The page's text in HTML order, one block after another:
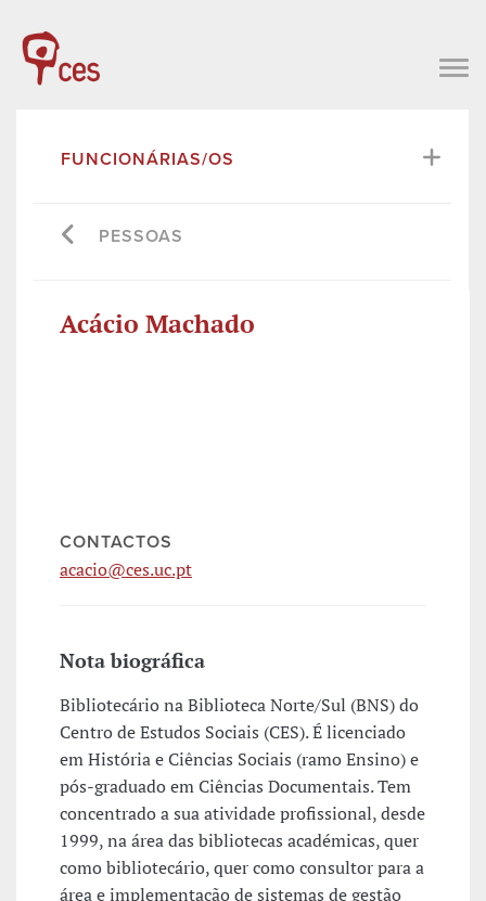
FUNCIONÁRIAS/OS
PESSOAS
Acácio Machado
CONTACTOS
acacio@ces.uc.pt
Nota biográfica
Bibliotecário na Biblioteca Norte/Sul (BNS) do
Centro de Estudos Sociais (CES). É licenciado
em História e Ciências Sociais (ramo Ensino) e
pós-graduado em Ciências Documentais. Tem
concentrado a sua atividade profissional, desde
1999, na área das bibliotecas académicas, quer
como bibliotecário, quer como consultor para a
área e implementação de sistemas de gestão